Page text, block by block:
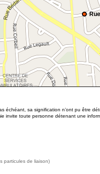
échéant, sa signification n’ont pu être
invite toute personne détenant une
particules de liaison)